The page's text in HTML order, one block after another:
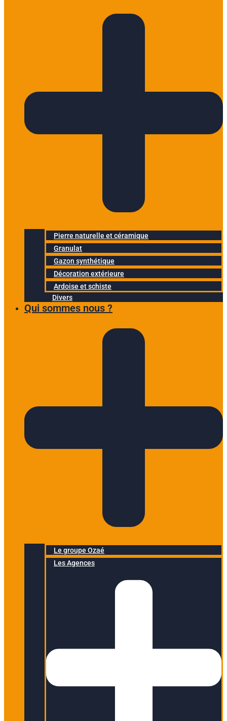
Pierre naturelle et céramique
Granulat
Gazon synthétique
Décoration extérieure
Ardoise et schiste
Divers
Qui sommes nous ?
Le groupe Ozaé
Les Agences